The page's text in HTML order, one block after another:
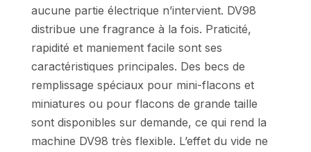
aucune partie électrique n’intervient. DV98
distribue une fragrance à la fois. Praticité,
rapidité et maniement facile sont ses
caractéristiques principales. Des becs de
remplissage spéciaux pour mini-flacons et
miniatures ou pour flacons de grande taille
sont disponibles sur demande, ce qui rend la
machine DV98 très flexible. L’effet du vide ne